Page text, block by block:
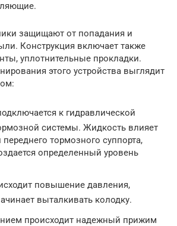
защищают от попадания и
Конструкция включает также
уплотнительные прокладки.
этого устройства выглядит
к гидравлической
системы. Жидкость влияет
тормозного суппорта,
определенный уровень
повышение давления,
выталкивать колодку.
происходит надежный прижим